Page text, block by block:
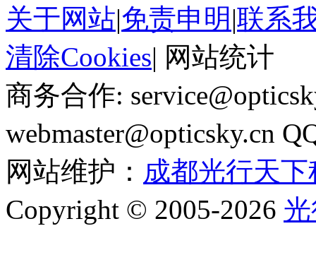
关于网站|免责申明 |联系
清除Cookies| 网站统计
商务合作:
webmaster@opticsky.cn
网站维护： 成都光行天
Copyright © 2005-2026